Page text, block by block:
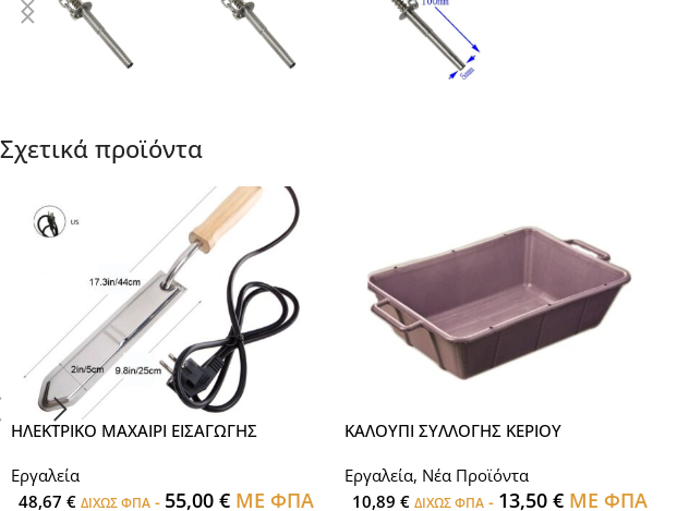
Σχετικά προϊόντα
ΗΛΕΚΤΡΙΚΟ ΜΑΧΑΙΡΙ ΕΙΣΑΓΩΓΗΣ
Εργαλεία
48,67€ ΔΙΧΩΣ ΦΠΑ - 55,00€ ΜΕ ΦΠΑ
ΚΑΛΟΥΠΙ ΣΥΛΛΟΓΗΣ ΚΕΡΙΟΥ
Εργαλεία, Νέα Προϊόντα
10,89 € ΔΙΧΩΣ ΦΠΑ- 13,50 €ΜΕ ΦΠΑ